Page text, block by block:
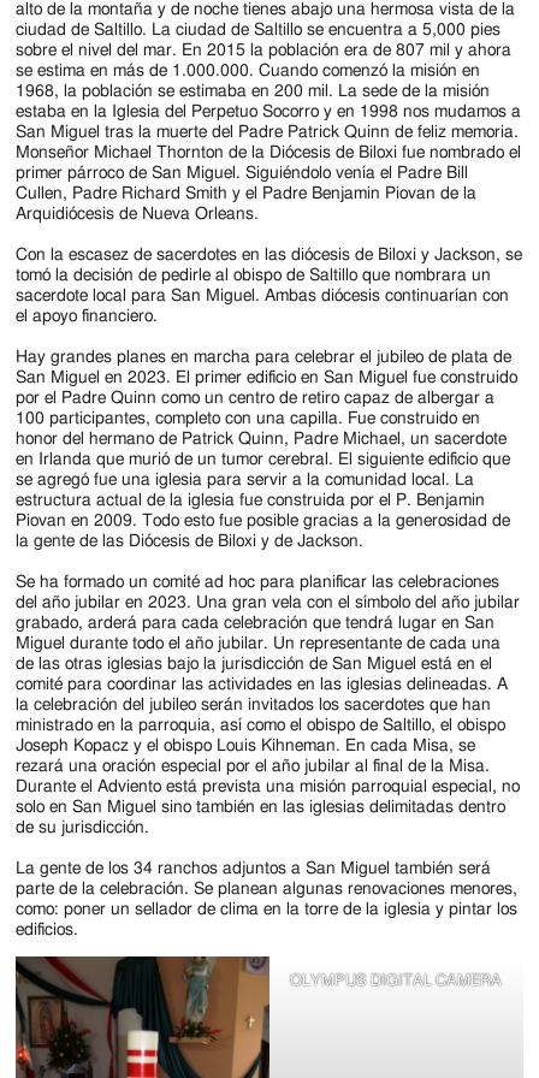
alto de la montaña y de noche tienes abajo una hermosa vista de la
ciudad de Saltillo. La ciudad de Saltillo se encuentra a 5,000 pies
sobre el nivel del mar. En 2015 la población era de 807 mil y ahora
se estima en más de 1.000.000. Cuando comenzó la misión en
1968, la población se estimaba en 200 mil. La sede de la misión
estaba en la Iglesia del Perpetuo Socorro y en 1998 nos mudamos a
San Miguel tras la muerte del Padre Patrick Quinn de feliz memoria.
Monseñor Michael Thornton de la Diócesis de Biloxi fue nombrado el
primer párroco de San Miguel. Siguiéndolo venía el Padre Bill
Cullen, Padre Richard Smith y el Padre Benjamin Piovan de la
Arquidiócesis de Nueva Orleans.
Con la escasez de sacerdotes en las diócesis de Biloxi y Jackson, se
tomó la decisión de pedirle al obispo de Saltillo que nombrara un
sacerdote local para San Miguel. Ambas diócesis continuarían con
el apoyo financiero.
Hay grandes planes en marcha para celebrar el jubileo de plata de
San Miguel en 2023. El primer edificio en San Miguel fue construido
por el Padre Quinn como un centro de retiro capaz de albergar a
100 participantes, completo con una capilla. Fue construido en
honor del hermano de Patrick Quinn, Padre Michael, un sacerdote
en Irlanda que murió de un tumor cerebral. El siguiente edificio que
se agregó fue una iglesia para servir a la comunidad local. La
estructura actual de la iglesia fue construida por el P. Benjamin
Piovan en 2009. Todo esto fue posible gracias a la generosidad de
la gente de las Diócesis de Biloxi y de Jackson.
Se ha formado un comité ad hoc para planificar las celebraciones
del año jubilar en 2023. Una gran vela con el símbolo del año jubilar
grabado, arderá para cada celebración que tendrá lugar en San
Miguel durante todo el año jubilar. Un representante de cada una
de las otras iglesias bajo la jurisdicción de San Miguel está en el
comité para coordinar las actividades en las iglesias delineadas. A
la celebración del jubileo serán invitados los sacerdotes que han
ministrado en la parroquia, así como el obispo de Saltillo, el obispo
Joseph Kopacz y el obispo Louis Kihneman. En cada Misa, se
rezará una oración especial por el año jubilar al final de la Misa.
Durante el Adviento está prevista una misión parroquial especial, no
solo en San Miguel sino también en las iglesias delimitadas dentro
de su jurisdicción.
La gente de los 34 ranchos adjuntos a San Miguel también será
parte de la celebración. Se planean algunas renovaciones menores,
como: poner un sellador de clima en la torre de la iglesia y pintar los
edificios.
OLYMPUS DIGITAL CAMERA